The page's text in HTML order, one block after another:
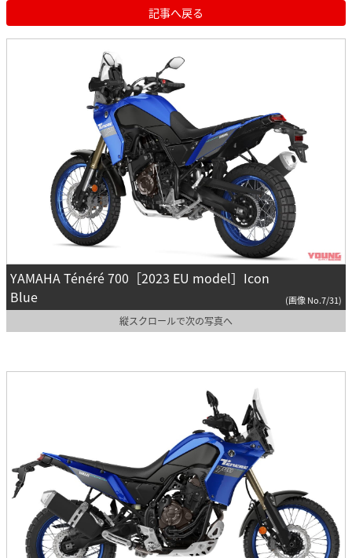
記事へ戻る
YAMAHA Ténéré 700［2023 EU model］Icon
Blue
(画像 No.7/31)
縦スクロールで次の写真へ